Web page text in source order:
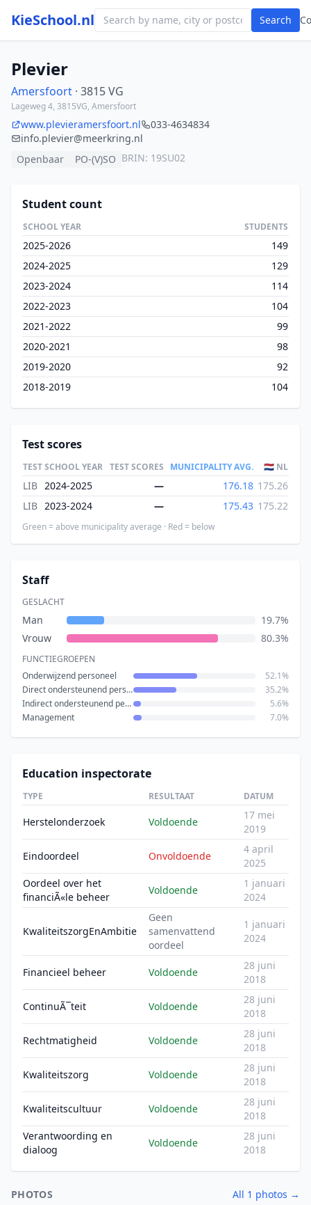
KieSchool.nl Search
Plevier
Amersfoort · 3815 VG
Lageweg 4, 3815VG, Amersfoort
www.plevieramersfoort.nl
033-4634834
info.plevier@meerkring.nl
Openbaar
PO-(V)SO BRIN: 19SU02
Student count
SCHOOL YEAR STUDENTS
2025-2026
149
2024-2025
129
2023-2024
114
2022-2023
104
2021-2022
99
2020-2021
98
2019-2020
92
2018-2019
104
Test scores
TESTSCHOOL YEAR TEST SCORES MUNICIPALITY AVG. 🇳🇱 NL
LIB 2024-2025 — 176.18 175.26
LIB 2023-2024 — 175.43 175.22
Green = above municipality average · Red = below
Staff
GESLACHT
Man
19.7%
Vrouw
80.3%
FUNCTIEGROEPEN
Onderwijzend personeel
52.1%
Direct ondersteunend personeel
35.2%
Indirect ondersteunend personeel
5.6%
Management
7.0%
Education inspectorate
TYPE RESULTAAT DATUM
Herstelonderzoek Voldoende
17 mei
2019
Eindoordeel Onvoldoende
4 april
2025
Oordeel over het
financiÃ«le beheer
Voldoende
1 januari
2024
KwaliteitszorgEnAmbitie
Geen
samenvattend
oordeel
1 januari
2024
Financieel beheer Voldoende
28 juni
2018
ContinuÃ¯teit Voldoende
28 juni
2018
Rechtmatigheid Voldoende
28 juni
2018
Kwaliteitszorg Voldoende
28 juni
2018
Kwaliteitscultuur Voldoende
28 juni
2018
Verantwoording en
dialoog
Voldoende
28 juni
2018
PHOTOS All 1 photos →